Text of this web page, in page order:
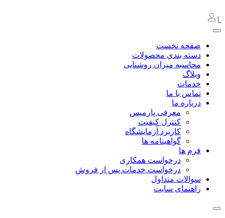
|
صفحه نخست
دسته بندی محصولات
محاسبه میزان روشنایی
وبلاگ
خدمات
تماس با ما
درباره ما
معرفی پارمیس
کنترل کیفیت
کاربرد آزمایشگاه
گواهینامه ها
فرم ها
درخواست همکاری
درخواست خدمات پس از فروش
سوالات متداول
راهنمای سایت